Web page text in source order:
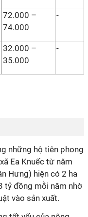
72.000 –
74.000
-
32.000 –
35.000
-
những hộ tiên phong
Ea Knuếc từ năm
Hưng) hiện có 2 ha
tỷ đồng mỗi năm nhờ
vào sản xuất.